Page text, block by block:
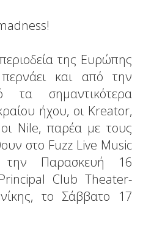
της Ευρώπης
και από την
σημαντικότερα
ήχου, οι Kreator,
Nile, παρέα με τους
στο Fuzz Live Music
Παρασκευή 16
Club Theater-
το Σάββατο 17